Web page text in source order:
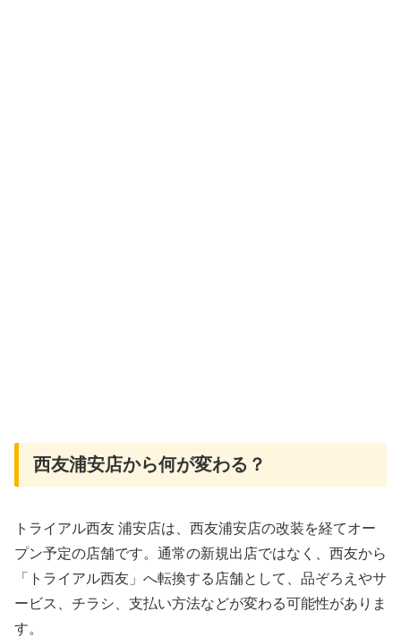
西友浦安店から何が変わる？
トライアル西友 浦安店は、西友浦安店の改装を経てオー
プン予定の店舗です。通常の新規出店ではなく、西友から
「トライアル西友」へ転換する店舗として、品ぞろえやサ
ービス、チラシ、支払い方法などが変わる可能性がありま
す。